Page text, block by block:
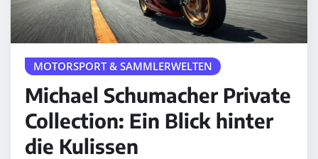
MOTORSPORT & SAMMLERWELTEN
Michael Schumacher Private
Collection: Ein Blick hinter
die Kulissen